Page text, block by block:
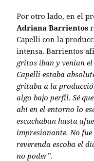
Por otro lado, en el
Adriana Barrientos
Capelli con la
intensa. Barrientos
gritos iban y venían el
Capelli estaba
gritaba a la
algo bajo perfil. Sé
ahí en el entorno lo
escuchaban hasta
impresionante. No
reverenda escoba el
no poder”.